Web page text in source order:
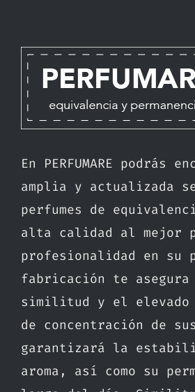
En PERFUMARE podrás
amplia y actualizada
perfumes de
alta calidad al mejor
profesionalidad en su
fabricación te asegura
similitud y el elevado
de concentración de
garantizará la
aroma, así como su